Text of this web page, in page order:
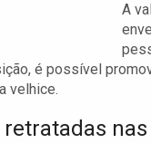
A
é possível
velhice.